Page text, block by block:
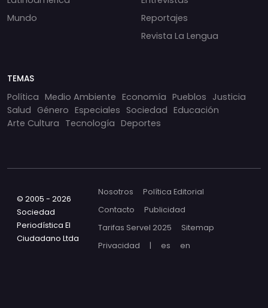
Mundo
Reportajes
Revista La Lengua
TEMAS
Política Medio Ambiente Economía Pueblos Justicia
Salud Género Especiales Sociedad Educación
Arte Cultura Tecnología Deportes
© 2005 - 2026
Sociedad
Periodística El
Ciudadano Ltda
Nosotros
Política Editorial
Contacto
Publicidad
Tarifas Servel 2025
Sitemap
Privacidad
| es en